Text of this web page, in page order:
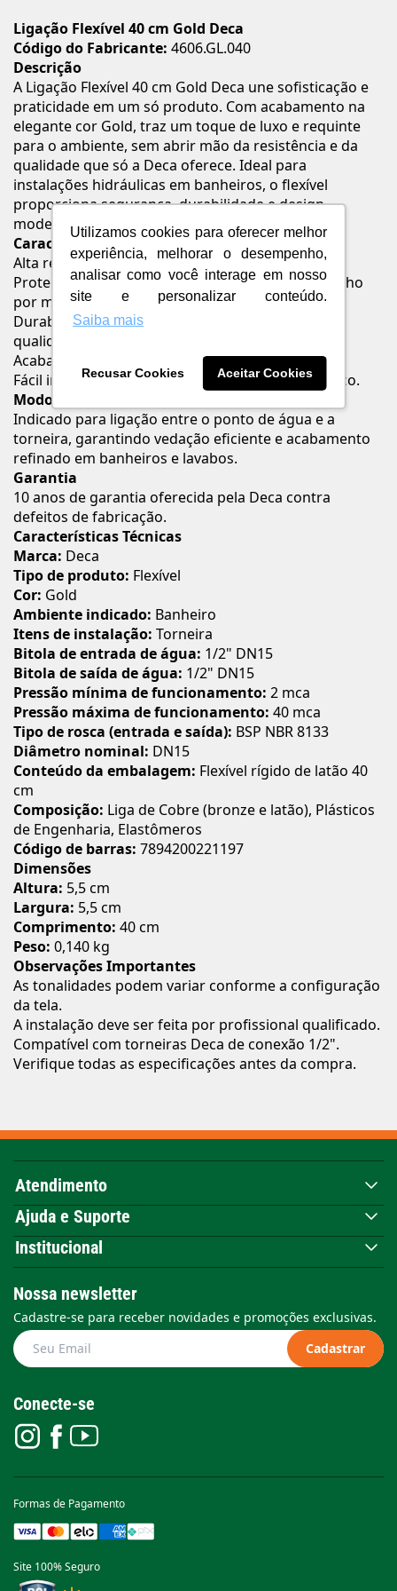
Utilizamos cookies para oferecer melhor
experiência, melhorar o desempenho,
analisar como você interage em nosso
site e personalizar conteúdo.
Saiba mais
Recusar Cookies Aceitar Cookies
Ligação Flexível 40 cm Gold Deca
Código do Fabricante: 4606.GL.040
Descrição
A Ligação Flexível 40 cm Gold Deca une sofisticação e
praticidade em um só produto. Com acabamento na
elegante cor Gold, traz um toque de luxo e requinte
para o ambiente, sem abrir mão da resistência e da
qualidade que só a Deca oferece. Ideal para
instalações hidráulicas em banheiros, o flexível
proporciona segurança, durabilidade e design
moderno para o seu espaço.
Características e Benefícios
Alta resistência à corrosão e riscos.
Proteção contra raios UV, mantendo a cor e o brilho
por mais tempo.
Durabilidade prolongada com materiais de alta
qualidade.
Acabamento Gold que valoriza o ambiente.
Fácil instalação e excelente desempenho hidráulico.
Modo de Uso / Aplicação
Indicado para ligação entre o ponto de água e a
torneira, garantindo vedação eficiente e acabamento
refinado em banheiros e lavabos.
Garantia
10 anos de garantia oferecida pela Deca contra
defeitos de fabricação.
Características Técnicas
Marca: Deca
Tipo de produto: Flexível
Cor: Gold
Ambiente indicado: Banheiro
Itens de instalação: Torneira
Bitola de entrada de água: 1/2" DN15
Bitola de saída de água: 1/2" DN15
Pressão mínima de funcionamento: 2 mca
Pressão máxima de funcionamento: 40 mca
Tipo de rosca (entrada e saída): BSP NBR 8133
Diâmetro nominal: DN15
Conteúdo da embalagem: Flexível rígido de latão 40
cm
Composição: Liga de Cobre (bronze e latão), Plásticos
de Engenharia, Elastômeros
Código de barras: 7894200221197
Dimensões
Altura: 5,5 cm
Largura: 5,5 cm
Comprimento: 40 cm
Peso: 0,140 kg
Observações Importantes
As tonalidades podem variar conforme a configuração
da tela.
A instalação deve ser feita por profissional qualificado.
Compatível com torneiras Deca de conexão 1/2".
Verifique todas as especificações antes da compra.
Atendimento
Ajuda e Suporte
Institucional
Nossa newsletter
Cadastre-se para receber novidades e promoções exclusivas.
Cadastrar
Conecte-se
Formas de Pagamento
Site 100% Seguro